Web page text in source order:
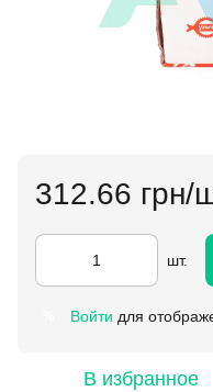
312.66 грн/
шт.
Войти для
В избранное